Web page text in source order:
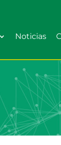
Noticias